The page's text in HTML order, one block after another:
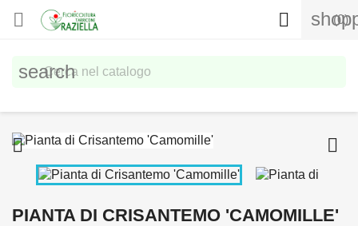
 (0)

search
 
PIANTA DI CRISANTEMO 'CAMOMILLE'